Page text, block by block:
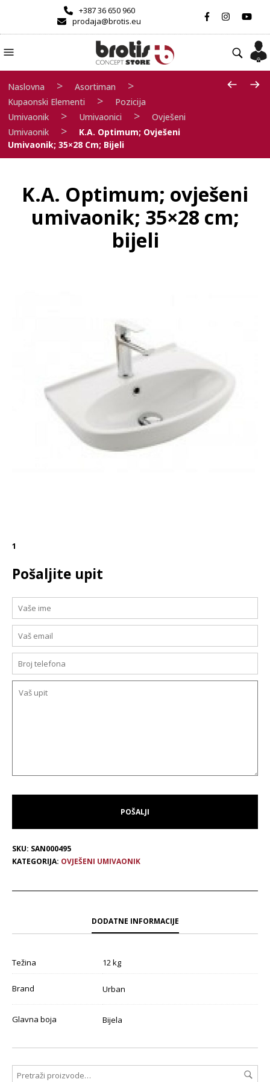
+387 36 650 960
prodaja@brotis.eu
Naslovna > Asortiman >
Kupaonski Elementi >
Pozicija
Umivaonik
> Umivaonici >
Ovješeni
Umivaonik
>
K.A. Optimum; Ovješeni
Umivaonik; 35×28 Cm; Bijeli
K.A. Optimum; ovješeni
umivaonik; 35×28 cm;
bijeli
1
Pošaljite upit
SKU: SAN000495
KATEGORIJA: OVJEŠENI UMIVAONIK
DODATNE INFORMACIJE
Težina 12 kg
Brand Urban
Glavna boja Bijela